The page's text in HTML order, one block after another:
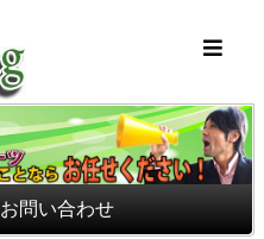
お問い合わせ